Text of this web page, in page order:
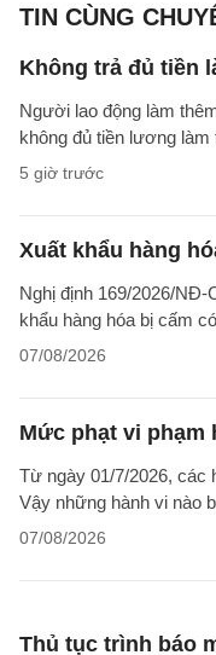
TIN CÙNG
Không trả đủ tiền
Người lao động làm
không đủ tiền lương
5 giờ trước
Xuất khẩu hàng
Nghị định 169/2026/
khẩu hàng hóa bị cấm
07/08/2026
Mức phạt vi phạm
Từ ngày 01/7/2026, các
Vậy những hành vi nào
07/08/2026
Thủ tục trình báo